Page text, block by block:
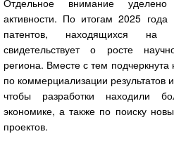
Отдельное внимание уделено
активности. По итогам 2025 года
патентов, находящихся на
свидетельствует о росте
региона. Вместе с тем
по коммерциализации результатов
чтобы разработки находили
экономике, а также по поиску
проектов.